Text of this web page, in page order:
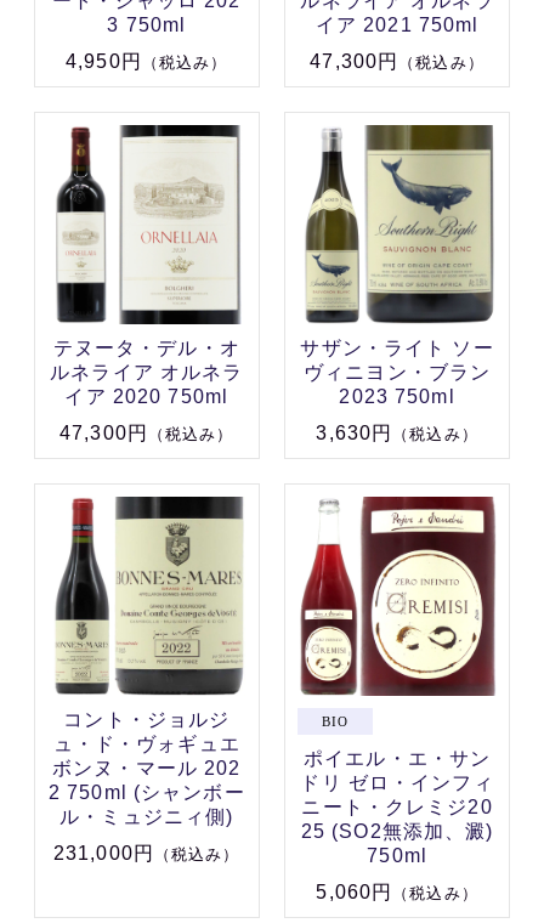
3 750ml
4,950円
（税込み）
イア 2021 750ml
47,300円
（税込み）
テヌータ・デル・オ
ルネライア オルネラ
イア 2020 750ml
47,300円
（税込み）
サザン・ライト ソー
ヴィニヨン・ブラン
2023 750ml
3,630円
（税込み）
コント・ジョルジ
ュ・ド・ヴォギュエ
ボンヌ・マール 202
2 750ml (シャンボー
ル・ミュジニィ側)
231,000円
（税込み）
ポイエル・エ・サン
ドリ ゼロ・インフィ
ニート・クレミジ20
25 (SO2無添加、澱)
750ml
5,060円
（税込み）